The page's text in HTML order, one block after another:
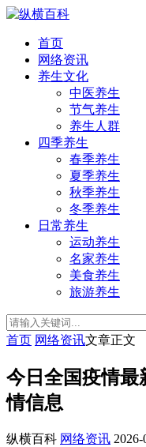
首页
网络资讯
养生文化
中医养生
节气养生
养生人群
四季养生
春季养生
夏季养生
秋季养生
冬季养生
日常养生
运动养生
名家养生
美食养生
旅游养生
首页 网络资讯文章正文
今日全国疫情最
情信息
纵横百科 网络资讯 2026-